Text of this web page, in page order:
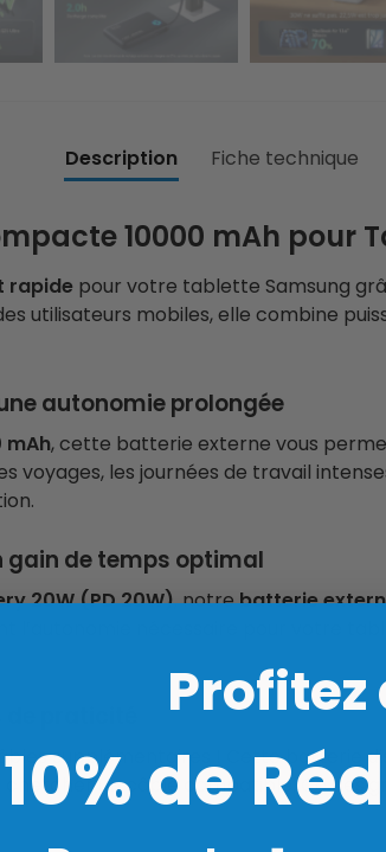
Description Fiche technique
10000 mAh pour
rapide pour votre tablette Samsung
utilisateurs mobiles, elle combine
autonomie prolongée
mAh, cette batterie externe vous
voyages, les journées de travail
gain de temps optimal
20W (PD 20W), notrebatterie
l’autonomie nécessaire pour votre
praticité
supplémentaires ! Cette batterie
un câble compatible. Ce
Profitez
10% de